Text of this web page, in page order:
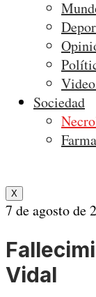
Sociedad
X
7 de agosto de
Vidal